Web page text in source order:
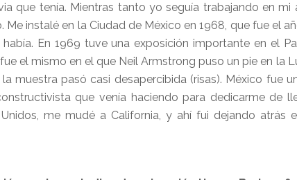
que tenía. Mientras tanto yo seguía trabajando en mi
instalé en la Ciudad de México en 1968, que fue el
En 1969 tuve una exposición importante en el
el mismo en el que Neil Armstrong puso un pie en la
muestra pasó casi desapercibida (risas). México fue
que venía haciendo para dedicarme de
me mudé a California, y ahí fui dejando atrás